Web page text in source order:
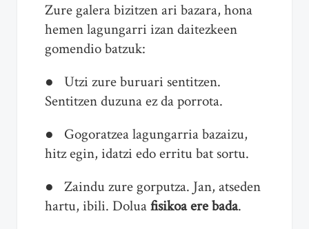
Zure galera bizitzen ari bazara, hona
hemen lagungarri izan daitezkeen
gomendio batzuk:
● Utzi zure buruari sentitzen.
Sentitzen duzuna ez da porrota.
● Gogoratzea lagungarria bazaizu,
hitz egin, idatzi edo erritu bat sortu.
● Zaindu zure gorputza. Jan, atseden
hartu, ibili. Doluafisikoa ere bada.